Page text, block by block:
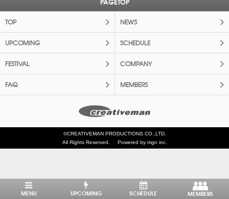
TOP NEWS
UPCOMING SCHEDULE
FESTIVAL COMPANY
FAQ MEMBERS
©CREATIVEMAN PRODUCTIONS CO.,LTD.
All Rights Reserved.
Powered by mgn inc.
MENU UPCOMING SCHEDULE MEMBERS